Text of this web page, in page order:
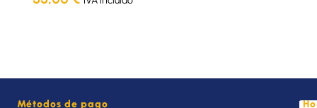
Métodos de pago